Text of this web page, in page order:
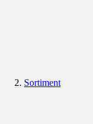
Sortiment